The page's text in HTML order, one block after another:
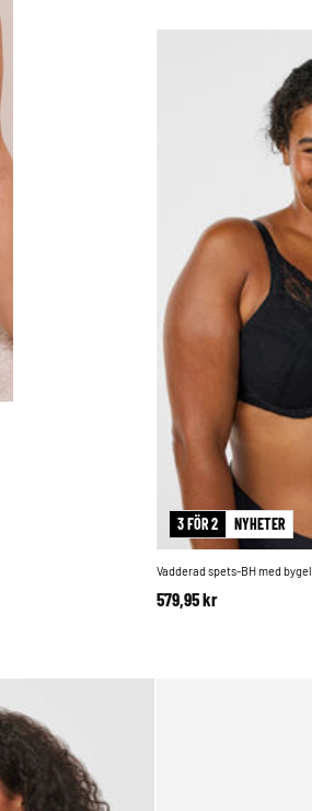
3 FÖR 2 NYHETER
Vadderad spets-BH med bygel
579,95 kr